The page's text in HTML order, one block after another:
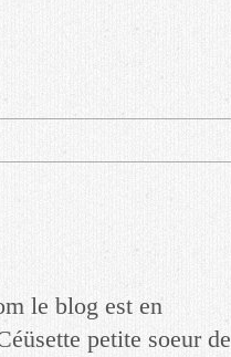
le blog est en
petite soeur de